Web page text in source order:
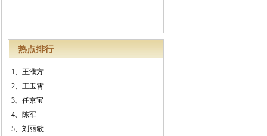
热点排行
1、 王濮方
2、 王玉霄
3、 任京宝
4、 陈军
5、 刘丽敏